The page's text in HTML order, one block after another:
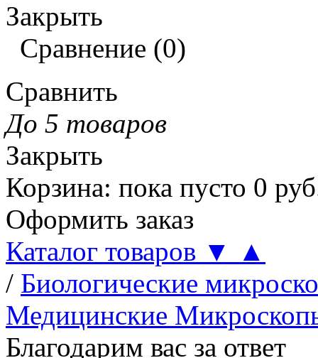
Закрыть
Сравнение (0)
Сравнить
До 5 товаров
Закрыть
Корзина: пока пусто 0
Оформить заказ
Каталог товаров ▼
▲
/ Биологические
Медицинские
Благодарим вас за ответ